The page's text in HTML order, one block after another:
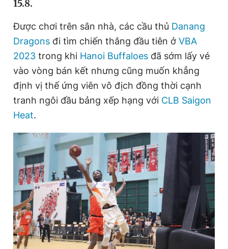
Sản phẩm khác
Tiện ích Bạn cần biết
Thông tin tòa soạn Liên hệ quảng cáo
Đọc Thanh Niên trên điện thoại
Theo dõi báo trên
Hotline
0906 645 777
Liên hệ quảng cáo
0908 780 404
15.8.
Được chơi trên sân nhà, các cầu thủ Danang
Dragons đi tìm chiến thắng đầu tiên ở VBA
2023 trong khi Hanoi Buffaloes đã sớm lấy vé
vào vòng bán kết nhưng cũng muốn khẳng
định vị thế ứng viên vô địch đồng thời cạnh
tranh ngôi đầu bảng xếp hạng với CLB Saigon
Heat.